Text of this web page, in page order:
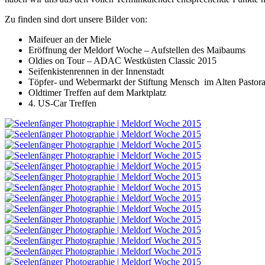
Zu finden sind dort unsere Bilder von:
Maifeuer an der Miele
Eröffnung der Meldorf Woche – Aufstellen des Maibaums
Oldies on Tour – ADAC Westküsten Classic 2015
Seifenkistenrennen in der Innenstadt
Töpfer- und Webermarkt der Stiftung Mensch im Alten
Oldtimer Treffen auf dem Marktplatz
4. US-Car Treffen